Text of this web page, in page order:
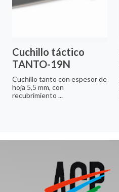
Cuchillo táctico
TANTO-19N
Cuchillo tanto con espesor de
hoja 5,5 mm, con
recubrimiento ...